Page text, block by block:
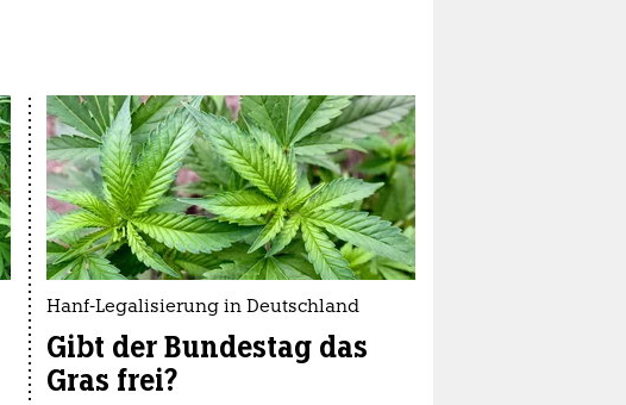
Hanf-Legalisierung in Deutschland
Gibt der Bundestag das
Gras frei?